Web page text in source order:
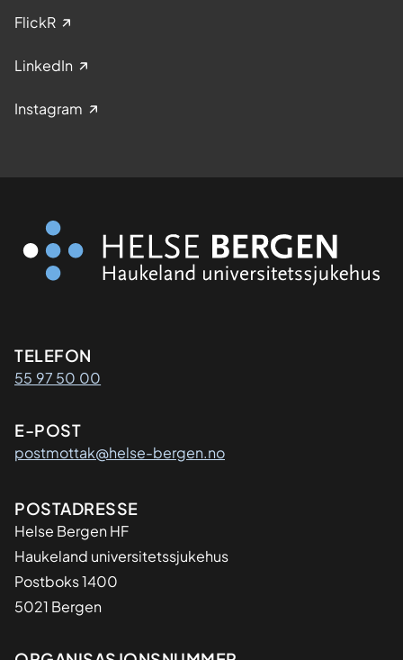
FlickR
LinkedIn
Instagram
Kontaktinformasjon
TELEFON
55 97 50 00
E-POST
postmottak@helse-bergen.no
Adresse
POSTADRESSE
Helse Bergen HF
Haukeland universitetssjukehus
Postboks 1400
5021 Bergen